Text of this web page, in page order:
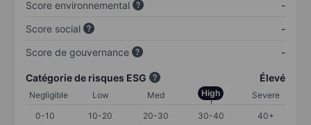
Score environnemental
-
Score social
-
Score de gouvernance
-
Catégorie de risques ESG Élevé
Negligible Low Med High
Severe
0-10
10-20 20-30 30-40 40+